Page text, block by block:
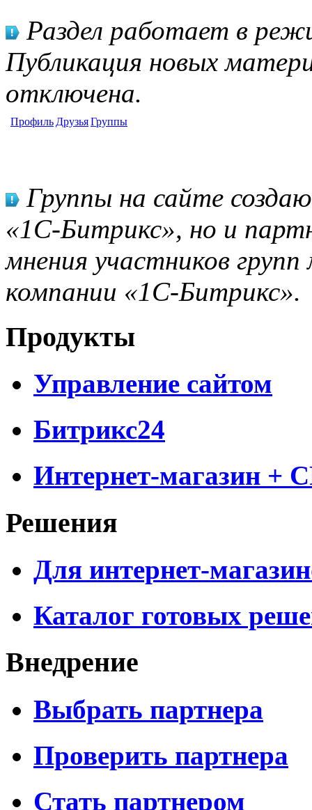
Раздел работает в
Публикация новых
отключена.
Профиль ДрузьяГруппы
Группы на сайте
«1С-Битрикс», но и
мнения участников
компании «1С-Битрикс».
Продукты
Управление сайтом
Битрикс24
Интернет-магазин +
Решения
Для интернет-
Каталог готовых
Внедрение
Выбрать партнера
Проверить партнера
Стать партнером